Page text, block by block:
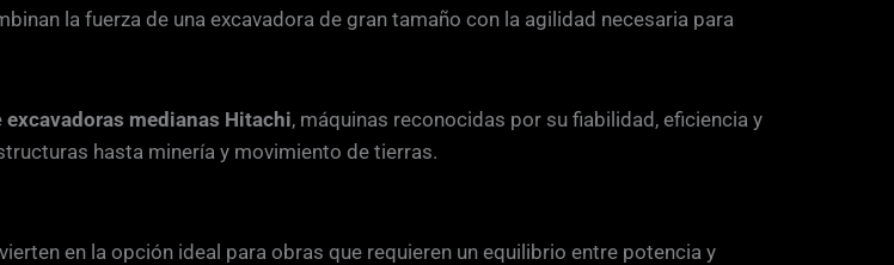
la fuerza de una excavadora de gran tamaño con la agilidad necesaria para
excavadoras medianas Hitachi, máquinas reconocidas por su fiabilidad, eficiencia y
hasta minería y movimiento de tierras.
en la opción ideal para obras que requieren un equilibrio entre potencia y